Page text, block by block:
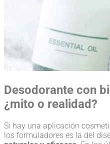
Desodorante con
¿mito o realidad?
Si hay una aplicación
los formuladores es la del